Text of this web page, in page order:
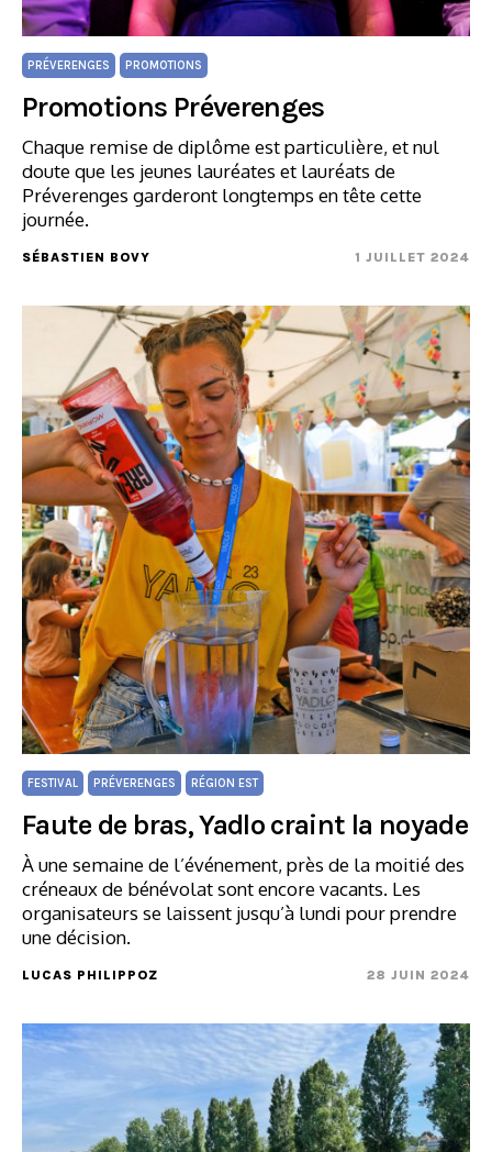
PRÉVERENGES PROMOTIONS
Promotions Préverenges
Chaque remise de diplôme est particulière, et nul
doute que les jeunes lauréates et lauréats de
Préverenges garderont longtemps en tête cette
journée.
SÉBASTIEN BOVY 1 JUILLET 2024
FESTIVAL PRÉVERENGES RÉGION EST
Faute de bras, Yadlo craint la noyade
À une semaine de l’événement, près de la moitié des
créneaux de bénévolat sont encore vacants. Les
organisateurs se laissent jusqu’à lundi pour prendre
une décision.
LUCAS PHILIPPOZ 28 JUIN 2024